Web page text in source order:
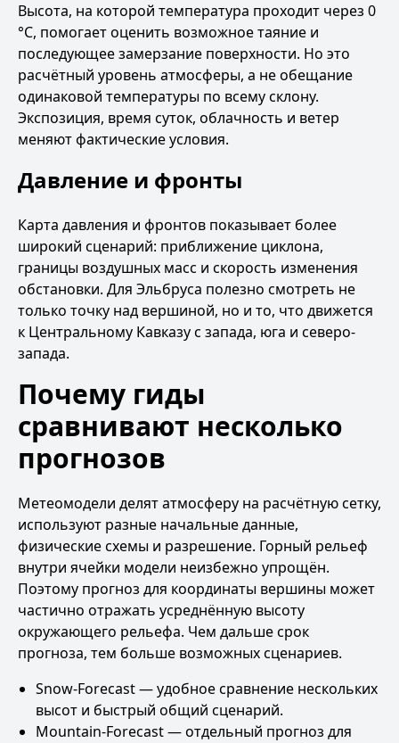
Высота, на которой температура проходит через 0
°C, помогает оценить возможное таяние и
последующее замерзание поверхности. Но это
расчётный уровень атмосферы, а не обещание
одинаковой температуры по всему склону.
Экспозиция, время суток, облачность и ветер
меняют фактические условия.
Давление и фронты
Карта давления и фронтов показывает более
широкий сценарий: приближение циклона,
границы воздушных масс и скорость изменения
обстановки. Для Эльбруса полезно смотреть не
только точку над вершиной, но и то, что движется
к Центральному Кавказу с запада, юга и северо-
запада.
Почему гиды
сравнивают несколько
прогнозов
Метеомодели делят атмосферу на расчётную сетку,
используют разные начальные данные,
физические схемы и разрешение. Горный рельеф
внутри ячейки модели неизбежно упрощён.
Поэтому прогноз для координаты вершины может
частично отражать усреднённую высоту
окружающего рельефа. Чем дальше срок
прогноза, тем больше возможных сценариев.
Snow-Forecast— удобное сравнение нескольких
высот и быстрый общий сценарий.
Mountain-Forecast— отдельный прогноз для